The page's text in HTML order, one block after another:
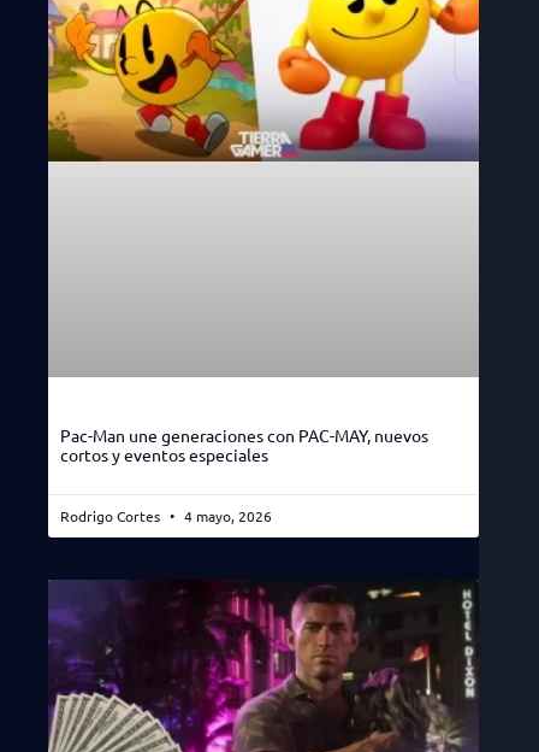
Pac-Man une generaciones con PAC-MAY, nuevos
cortos y eventos especiales
Rodrigo Cortes 4 mayo, 2026